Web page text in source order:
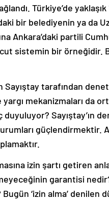
Türkiye’de
bir belediyenin ya da
Ankara’daki partili
sistemin bir örneğidir.
tarafından
mekanizmaları da
Sayıştay’ın
güçlendirmektir.
izin şartı getiren
garantisi
‘izin alma’ denilen